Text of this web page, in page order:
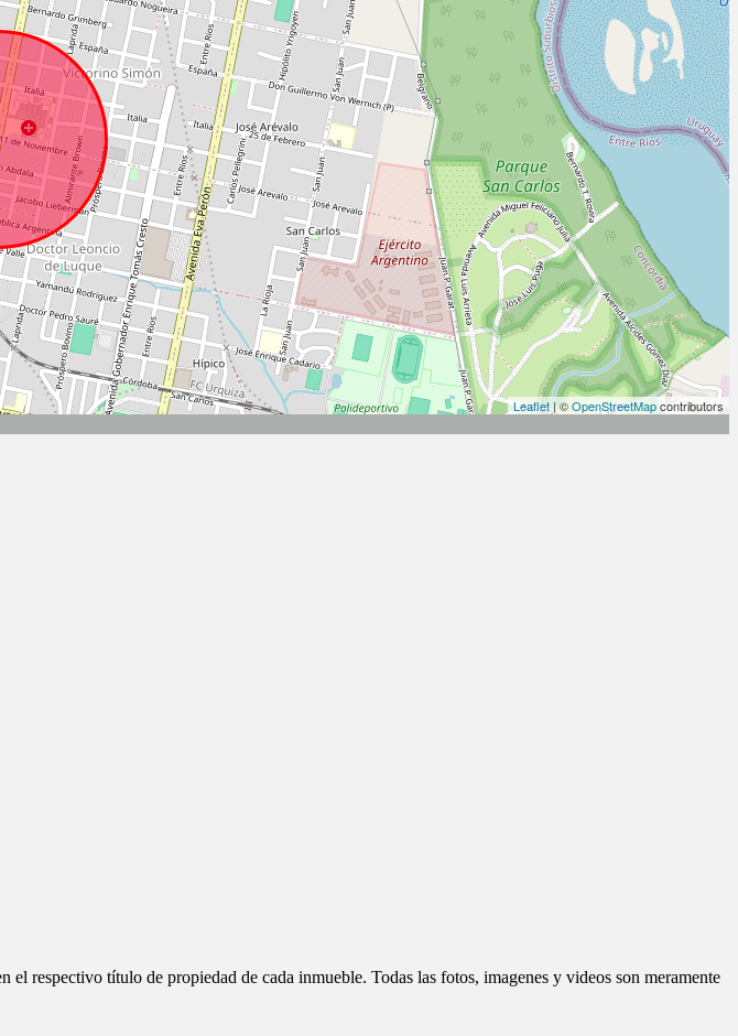
Leaflet| ©OpenStreetMapcontributors
el respectivo título de propiedad de cada inmueble. Todas las fotos, imagenes y videos son meramente